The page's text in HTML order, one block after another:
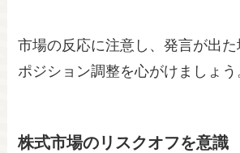
市場の反応に注意し、発言が出
ポジション調整を心がけましょう
株式市場のリスクオフを意識